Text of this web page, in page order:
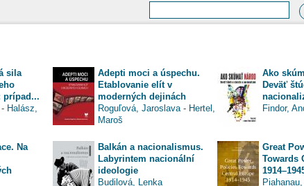
Search form
sila
prípad...
- Halász,
Adepti moci a úspechu.
Etablovanie elít v
moderných dejinách
Roguľová, Jaroslava - Hertel,
Maroš
Ako
Deväť
Findor,
Na
Balkán a nacionalismus.
Labyrintem nacionální
ideologie
Budilová, Lenka
Great
Towards